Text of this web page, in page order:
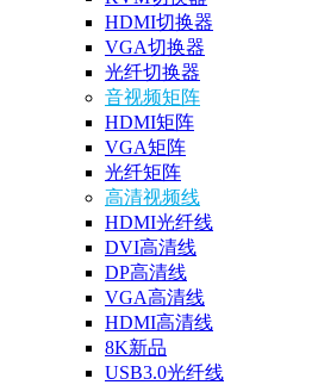
HDMI切换器
VGA切换器
光纤切换器
音视频矩阵
HDMI矩阵
VGA矩阵
光纤矩阵
高清视频线
HDMI光纤线
DVI高清线
DP高清线
VGA高清线
HDMI高清线
8K新品
USB3.0光纤线